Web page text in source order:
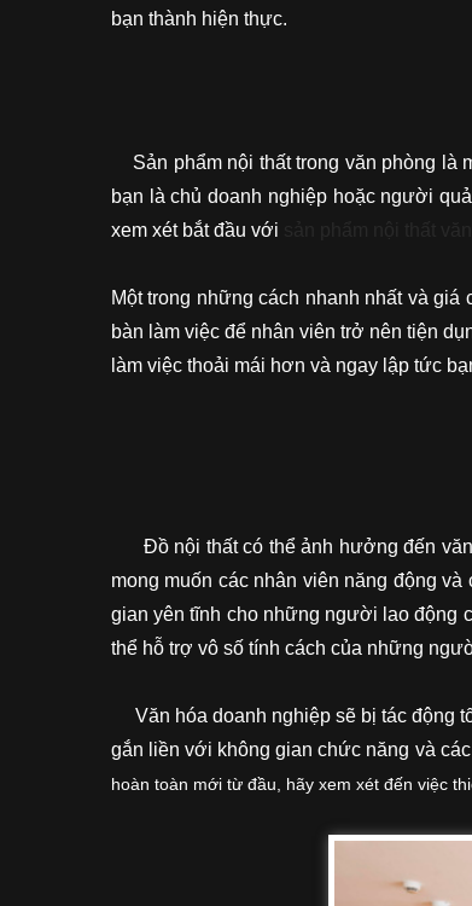
bạn thành hiện thực.
Sản phẩm nội thất trong văn phòng là
bạn là chủ doanh nghiệp hoặc người
xem xét bắt đầu với
Một trong những cách nhanh nhất và
bàn làm việc để nhân viên trở nên tiện
làm việc thoải mái hơn và ngay lập tức
Đồ nội thất có thể ảnh hưởng đến văn
mong muốn các nhân viên năng động
gian yên tĩnh cho những người lao động
thể hỗ trợ vô số tính cách của những
Văn hóa doanh nghiệp sẽ bị tác động
gắn liền với không gian chức năng và
hoàn toàn mới từ đầu, hãy xem xét đến việc